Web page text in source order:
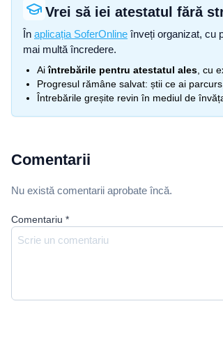
Vrei să iei atestatul fără
În aplicația SoferOnline înveți organizat, cu
mai multă încredere.
Aiîntrebările pentru atestatul ales , cu
Progresul rămâne salvat: știi ce ai
Întrebările greșite revin în mediul de
Comentarii
Nu există comentarii aprobate încă.
Comentariu *